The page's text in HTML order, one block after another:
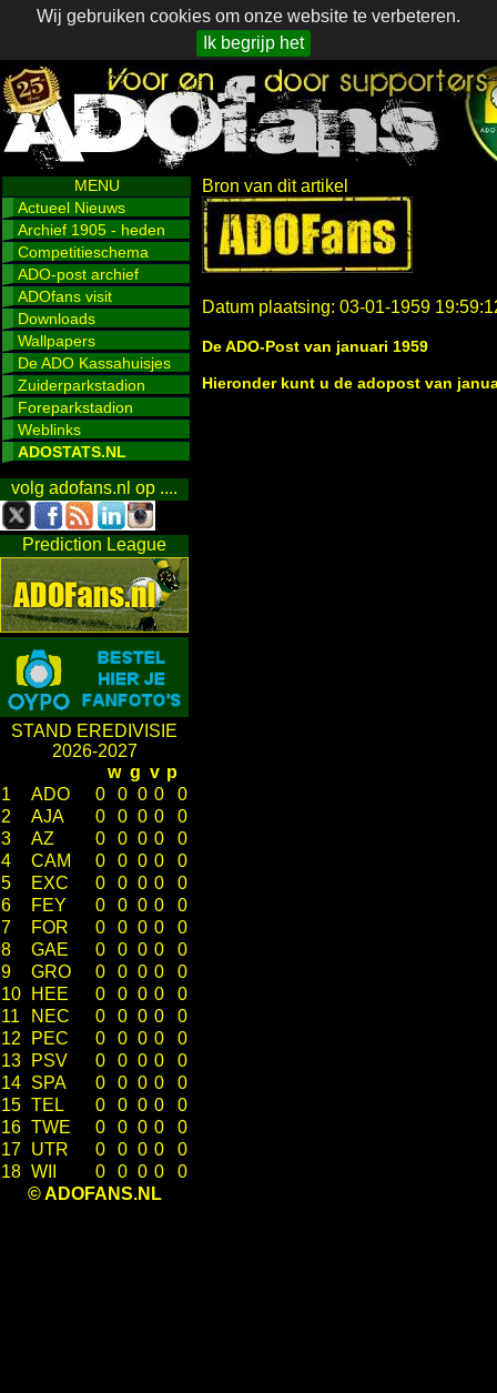
Wij gebruiken cookies om onze website te verbeteren.
Ik begrijp het
MENU
Actueel Nieuws
Archief 1905 - heden
Competitieschema
ADO-post archief
ADOfans visit
Downloads
Wallpapers
De ADO Kassahuisjes
Zuiderparkstadion
Foreparkstadion
Weblinks
ADOSTATS.NL
volg adofans.nl op ....
Prediction League
STAND EREDIVISIE
2026-2027
w g v p
1
ADO 0 0 0 0
0
2
AJA 0 0 0 0
0
3
AZ 0 0 0 0
0
4
CAM 0 0 0 0
0
5
EXC 0 0 0 0
0
6
FEY 0 0 0 0
0
7
FOR 0 0 0 0
0
8
GAE 0 0 0 0
0
9
GRO 0 0 0 0
0
10
HEE 0 0 0 0
0
11
NEC 0 0 0 0
0
12
PEC 0 0 0 0
0
13
PSV 0 0 0 0
0
14 SPA 0 0 0 0
0
15 TEL 0 0 0 0
0
16 TWE 0 0 0 0
0
17 UTR 0 0 0 0
0
18 WII 0 0 0 0
0
© ADOFANS.NL
Bron van dit artikel
Datum plaatsing: 03-01-1959
De ADO-Post van januari 1959
Hieronder kunt u de adopost van